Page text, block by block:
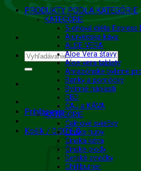
Hľadať:
Prihlásenie
Košík / 0.00€ 0
PRODUKTY PODĽA KATEGÓRIE
KATEGÓRIE
5-dňová diéta Express
Ajurvédska káva
ALOE VERA
Aloe Vera šťavy
Aloe vera tablety
Amazónske bylinné
Banky a pomôcky
Bylinné náplasti
CBD
ČAJ a KÁVA
KATEGÓRIE
Čakrové sviečky
Čínske huby
Čínska káva
Čínske plody
Detské sviečky
Chilliburner